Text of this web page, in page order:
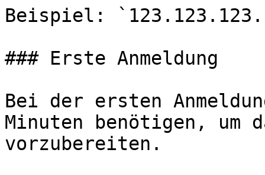
Beispiel:
### Erste Anmeldung
Bei der ersten
Minuten benötigen, um
vorzubereiten.